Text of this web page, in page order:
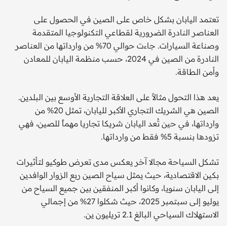
تعتمد اليابان بشكل خاص على الصين في الحصول على
العناصر النادرة الضرورية لقطاعي التكنولوجيا المتقدمة
وصناعة السيارات. جاءت حوالي 70% من وارداتها من العناصر
النادرة من الصين في 2024، حسب منظمة اليابان للمعادن
وأمن الطاقة.
يعد هذا التحول مثالاً على العلاقة التجارية الأوسع بين البلدين.
الصين هي الشريك التجاري الأكبر لليابان، تمثل 20% من
وارداتها، في حين تُعد اليابان شريكا تجاريا مهماً للصين، فهي
تزودها بنسبة 5% فقط من وارداتها.
تشكل السياحة مجالا آخر يعكس مدى تعرض طوكيو لتأثيرات
بكين الاقتصادية، حيث يمثل سياح الصين ربع الزوار الوافدين
إلى اليابان سنويا، وكانوا أكبر المنفقين بين جميع السياح من
يوليو إلى سبتمبر 2025، حيث شكلوا 27% من إجمالي
الاستهلاك السياحي البالغ 2.1 تريليون ين.